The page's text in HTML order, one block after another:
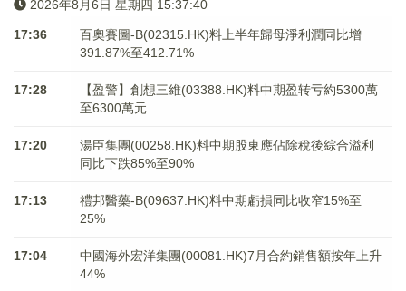
2026年8月6日 星期四 15:37:41
17:36
百奧賽圖-B(02315.HK)料上半年歸母淨利潤同比增
391.87%至412.71%
17:28
【盈警】創想三維(03388.HK)料中期盈转亏約5300萬
至6300萬元
17:20
湯臣集團(00258.HK)料中期股東應佔除稅後綜合溢利
同比下跌85%至90%
17:13
禮邦醫藥-B(09637.HK)料中期虧損同比收窄15%至
25%
17:04
中國海外宏洋集團(00081.HK)7月合約銷售額按年上升
44%